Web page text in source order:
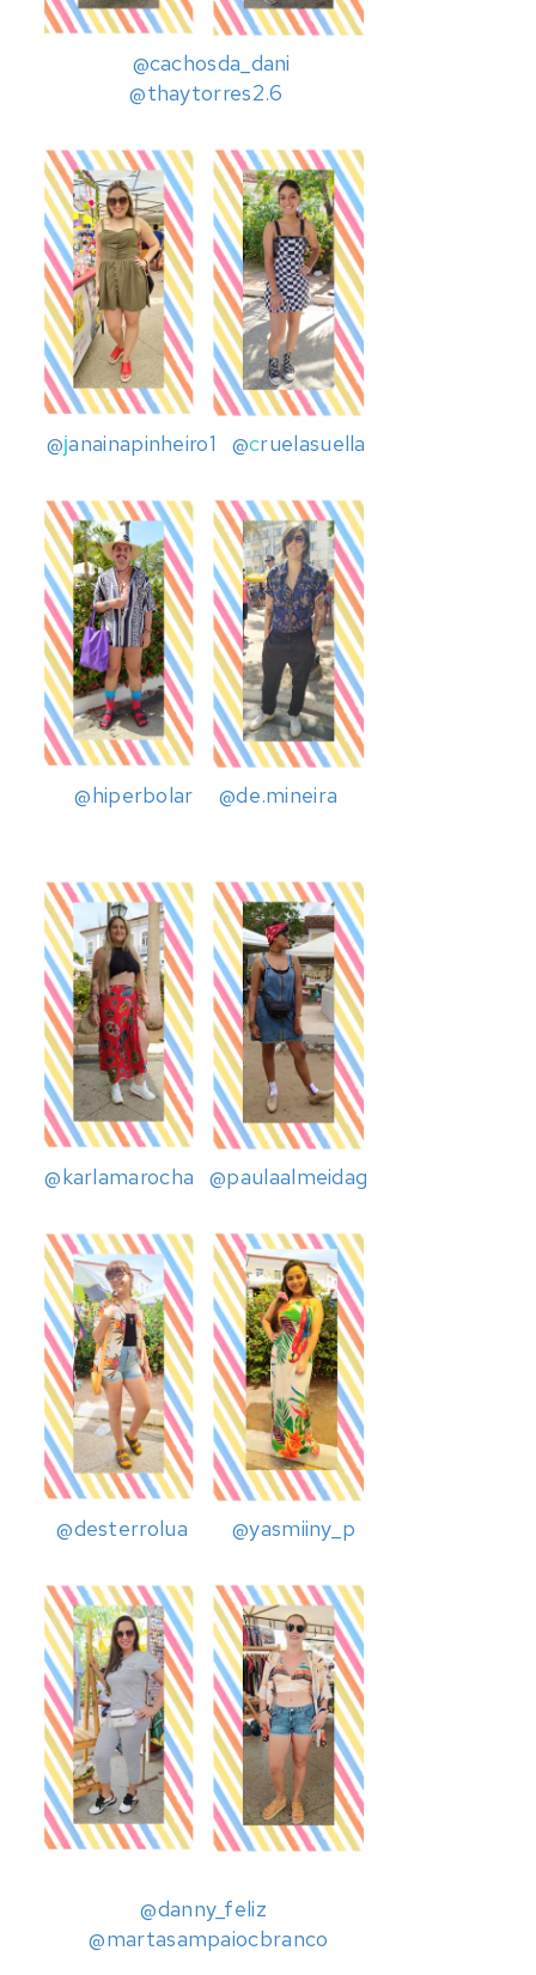
@cachosda_dani
@thaytorres2.6
@janainapinheiro1 @cruelasuella
@hiperbolar @de.mineira
@karlamarocha @paulaalmeidag
@desterrolua @yasmiiny_p
@danny_feliz
@martasampaiocbranco